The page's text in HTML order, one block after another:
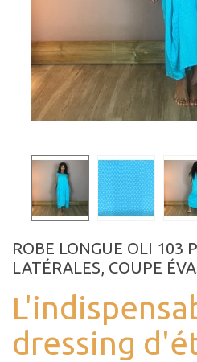
ROBE LONGUE OLI 103
LATÉRALES, COUPE
dressing